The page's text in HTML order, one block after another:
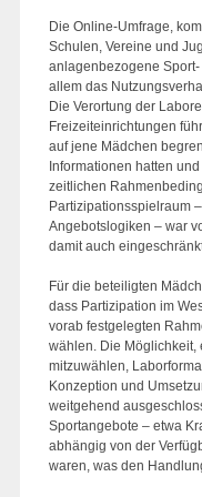
Die Online-Umfrage,
Schulen, Vereine und
anlagenbezogene
allem das
Die Verortung der
Freizeiteinrichtungen
auf jene Mädchen
Informationen hatten
zeitlichen
Partizipationsspielraum
Angebotslogiken – war
damit auch
Für die beteiligten
dass Partizipation im
vorab festgelegten
wählen. Die Möglichkeit,
mitzuwählen,
Konzeption und
weitgehend
Sportangebote – etwa
abhängig von der
waren, was den